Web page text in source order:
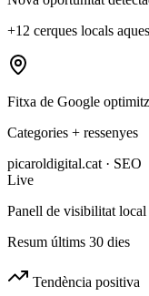
+12 cerques locals
Fitxa de Google
Categories + ressenyes
picaroldigital.cat · SEO
Live
Panell de visibilitat local
Resum últims 30 dies
Tendència positiva